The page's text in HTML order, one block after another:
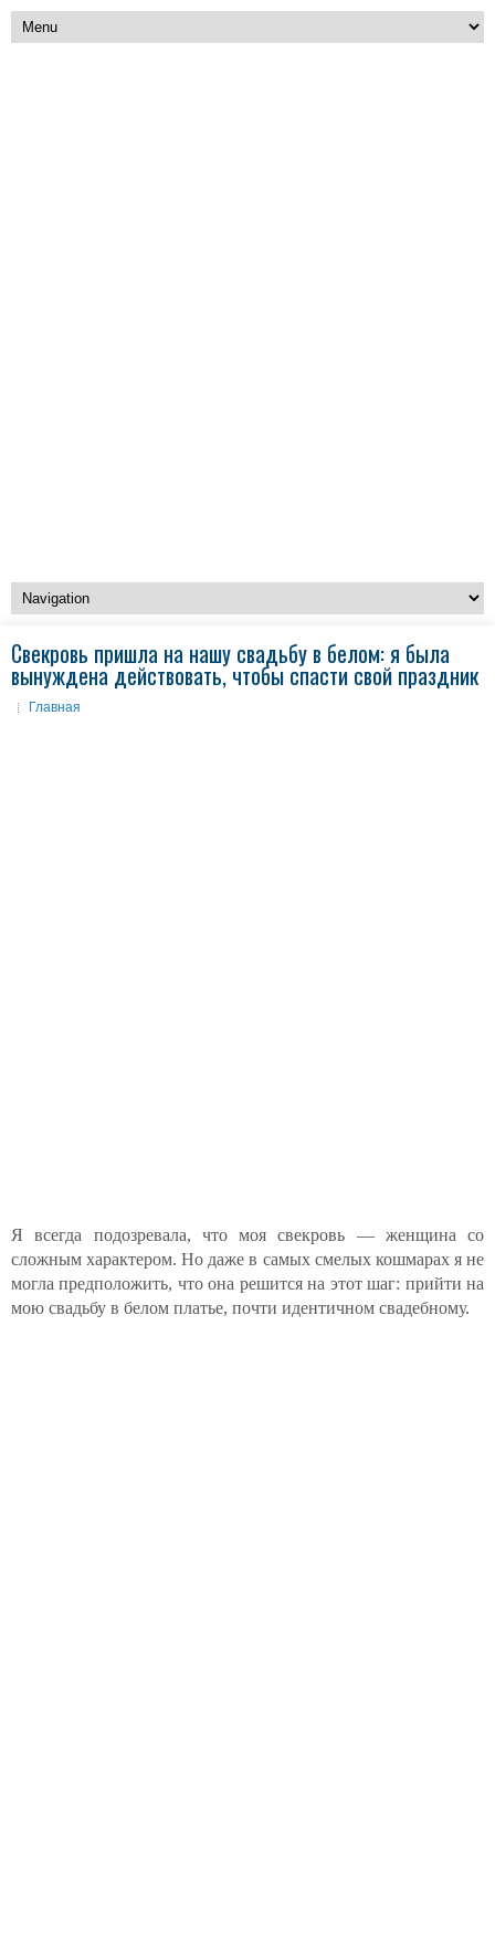
Свекровь пришла на нашу свадьбу в белом: я была
вынуждена действовать, чтобы спасти свой праздник
Главная
Я всегда подозревала, что моя свекровь — женщина со
сложным характером. Но даже в самых смелых кошмарах я не
могла предположить, что она решится на этот шаг: прийти на
мою свадьбу в белом платье, почти идентичном свадебному.